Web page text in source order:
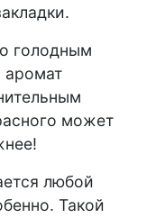
голодным
аромат
может
любой
Такой